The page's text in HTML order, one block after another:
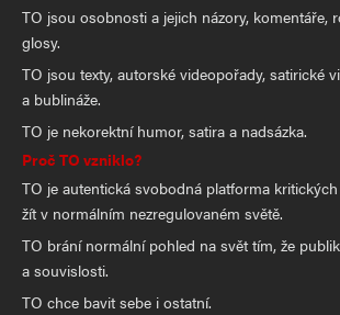
TO jsou osobnosti a jejich názory, komentáře,
glosy.
TO jsou texty, autorské videopořady, satirické
a bublináže.
TO je nekorektní humor, satira a nadsázka.
Proč TO vzniklo?
TO je autentická svobodná platforma
žít v normálním nezregulovaném světě.
TO brání normální pohled na svět tím, že
a souvislosti.
TO chce bavit sebe i ostatní.